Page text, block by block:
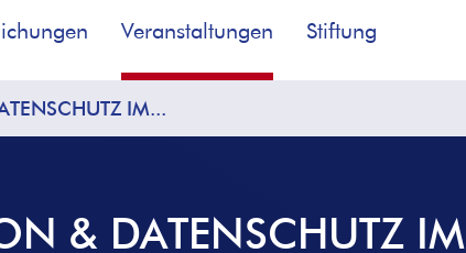
Veranstaltungen Stiftung
IM...
& DATENSCHUTZ IM